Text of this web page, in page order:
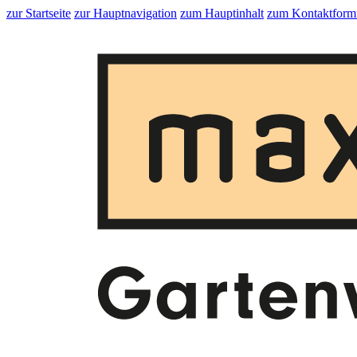
zur Startseite zur Hauptnavigation zum Hauptinhalt zum